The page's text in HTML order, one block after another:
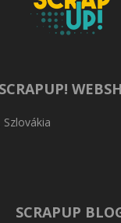
SCRAPUP!
SCRAPUP